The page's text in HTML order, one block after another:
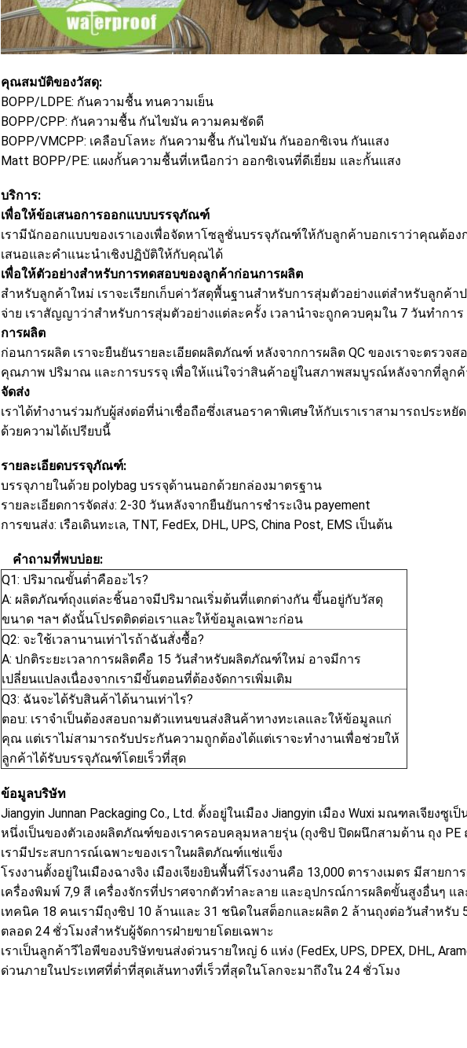
คุณสมบัติของวัสดุ:
BOPP/LDPE: กันความชื้น ทนความเย็น
BOPP/CPP: กันความชื้น กันไขมัน ความคมชัดดี
BOPP/VMCPP: เคลือบโลหะ กันความชื้น กันไขมัน กันออกซิเจน กันแสง
Matt BOPP/PE: แผงกั้นความชื้นที่เหนือกว่า ออกซิเจนที่ดีเยี่ยม และกั้นแสง
บริการ:
เพื่อให้ข้อเสนอการออกแบบบรรจุภัณฑ์
เรามีนักออกแบบของเราเองเพื่อจัดหาโซลูชั่นบรรจุภัณฑ์ให้กับลูกค้าบอกเราว่าคุณต้อง
เสนอและคำแนะนำเชิงปฏิบัติให้กับคุณได้
เพื่อให้ตัวอย่างสำหรับการทดสอบของลูกค้าก่อนการผลิต
สำหรับลูกค้าใหม่ เราจะเรียกเก็บค่าวัสดุพื้นฐานสำหรับการสุ่มตัวอย่างแต่สำหรับลูกค้า
จ่าย เราสัญญาว่าสำหรับการสุ่มตัวอย่างแต่ละครั้ง เวลานำจะถูกควบคุมใน 7 วันทำการ
การผลิต
ก่อนการผลิต เราจะยืนยันรายละเอียดผลิตภัณฑ์ หลังจากการผลิต QC ของเราจะตรวจส
คุณภาพ ปริมาณ และการบรรจุ เพื่อให้แน่ใจว่าสินค้าอยู่ในสภาพสมบูรณ์หลังจากที่ลูกค้
จัดส่ง
เราได้ทำงานร่วมกับผู้ส่งต่อที่น่าเชื่อถือซึ่งเสนอราคาพิเศษให้กับเราเราสามารถประ
ด้วยความได้เปรียบนี้
รายละเอียดบรรจุภัณฑ์:
บรรจุภายในด้วย polybag บรรจุด้านนอกด้วยกล่องมาตรฐาน
รายละเอียดการจัดส่ง: 2-30 วันหลังจากยืนยันการชำระเงิน payement
การขนส่ง: เรือเดินทะเล, TNT, FedEx, DHL, UPS, China Post, EMS เป็นต้น
คำถามที่พบบ่อย:
Q1: ปริมาณขั้นต่ำคืออะไร?
A: ผลิตภัณฑ์ถุงแต่ละชิ้นอาจมีปริมาณเริ่มต้นที่แตกต่างกัน ขึ้นอยู่กับวัสดุ
ขนาด ฯลฯ ดังนั้นโปรดติดต่อเราและให้ข้อมูลเฉพาะก่อน
Q2: จะใช้เวลานานเท่าไรถ้าฉันสั่งซื้อ?
A: ปกติระยะเวลาการผลิตคือ 15 วันสำหรับผลิตภัณฑ์ใหม่ อาจมีการ
เปลี่ยนแปลงเนื่องจากเรามีขั้นตอนที่ต้องจัดการเพิ่มเติม
Q3: ฉันจะได้รับสินค้าได้นานเท่าไร?
ตอบ: เราจำเป็นต้องสอบถามตัวแทนขนส่งสินค้าทางทะเลและให้ข้อมูลแก่
คุณ แต่เราไม่สามารถรับประกันความถูกต้องได้แต่เราจะทำงานเพื่อช่วยให้
ลูกค้าได้รับบรรจุภัณฑ์โดยเร็วที่สุด
ข้อมูลบริษัท
Jiangyin Junnan Packaging Co., Ltd. ตั้งอยู่ในเมือง Jiangyin เมือง Wuxi มณฑลเจียงซู
หนึ่งเป็นของตัวเองผลิตภัณฑ์ของเราครอบคลุมหลายรุ่น (ถุงซิป ปิดผนึกสามด้าน ถุง PE
เรามีประสบการณ์เฉพาะของเราในผลิตภัณฑ์แช่แข็ง
โรงงานตั้งอยู่ในเมืองฉางจิง เมืองเจียงยินพื้นที่โรงงานคือ 13,000 ตารางเมตร มีสายกา
เครื่องพิมพ์ 7,9 สี เครื่องจักรที่ปราศจากตัวทำละลาย และอุปกรณ์การผลิตขั้นสูงอื่นๆ
เทคนิค 18 คนเรามีถุงซิป 10 ล้านและ 31 ชนิดในสต็อกและผลิต 2 ล้านถุงต่อวันสำหรั
ตลอด 24 ชั่วโมงสำหรับผู้จัดการฝ่ายขายโดยเฉพาะ
เราเป็นลูกค้าวีไอพีของบริษัทขนส่งด่วนรายใหญ่ 6 แห่ง (FedEx, UPS, DPEX, DHL,
ด่วนภายในประเทศที่ต่ำที่สุดเส้นทางที่เร็วที่สุดในโลกจะมาถึงใน 24 ชั่วโมง